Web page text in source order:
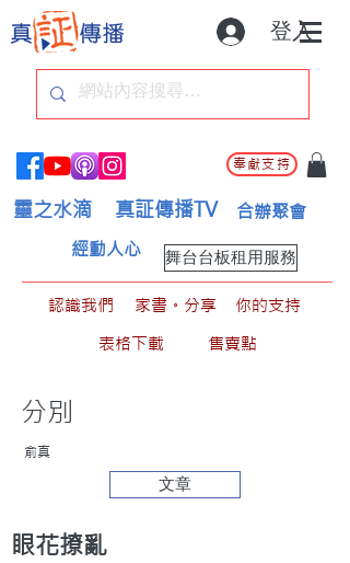
登入
奉獻支持
靈之水滴 真証傳播TV 合辦聚會
舞台台板租用服務
經動人心
認識我們 家書。分享
你的支持
表格下載
售賣點
分別
俞真
文章
眼花撩亂